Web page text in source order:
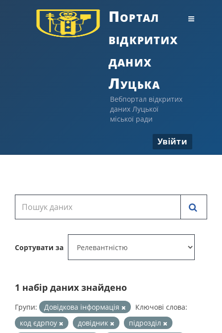
Портал
відкритих
даних
Луцька
Вебпортал відкритих
даних Луцької
міської ради
Увійти
Сортувати за
1 набір даних знайдено
Групи: Довідкова інформація
Ключові слова:
код єдрпоу
довідник
підрозділ